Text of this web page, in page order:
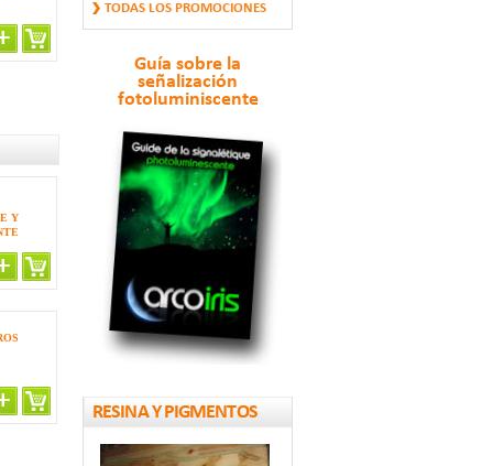
Y
FOTOLUMINISCENTE
14.77 €
Pequeños Guijarros
Fosforescentes
TODAS LOS PROMOCIONES
Guía sobre la
señalización
fotoluminiscente
RESINA Y PIGMENTOS